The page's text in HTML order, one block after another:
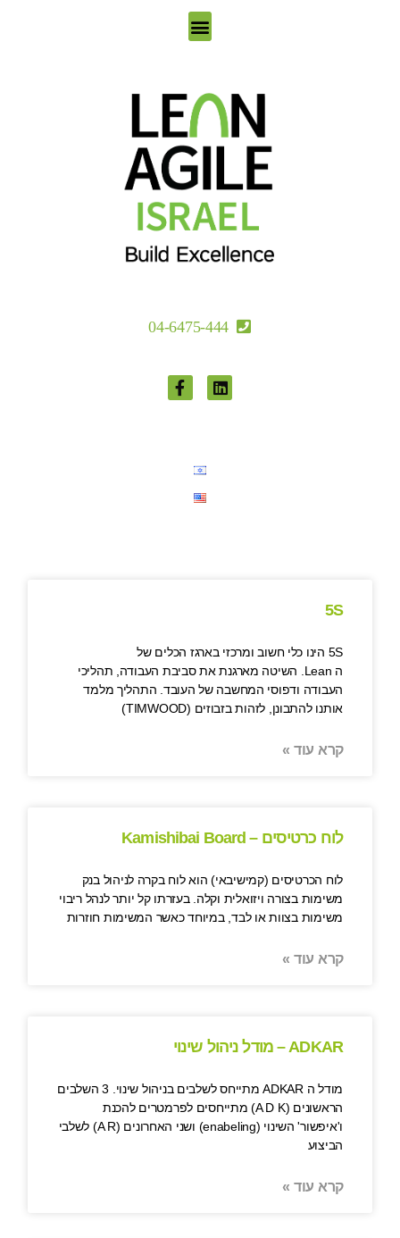
04-6475-444
5S
5S הינו כלי חשוב ומרכזי בארגז הכלים של
ה Lean. השיטה מארגנת את סביבת העבודה, תהליכי
העבודה ודפוסי המחשבה של העובד. התהליך מלמד
אותנו להתבונן, לזהות בזבוזים (TIMWOOD)
קרא עוד »
לוח כרטיסים – Kamishibai Board
לוח הכרטיסים (קמישיבאי) הוא לוח בקרה לניהול בנק
משימות בצורה ויזואלית וקלה. בעזרתו קל יותר לנהל ריבוי
משימות בצוות או לבד, במיוחד כאשר המשימות חוזרות
קרא עוד »
ADKAR – מודל ניהול שינוי
מודל ה ADKAR מתייחס לשלבים בניהול שינוי. 3 השלבים
הראשונים (A D K) מתייחסים לפרמטרים להכנת
ו'איפשור' השינוי (enabeling) ושני האחרונים (A R) לשלבי
הביצוע
קרא עוד »